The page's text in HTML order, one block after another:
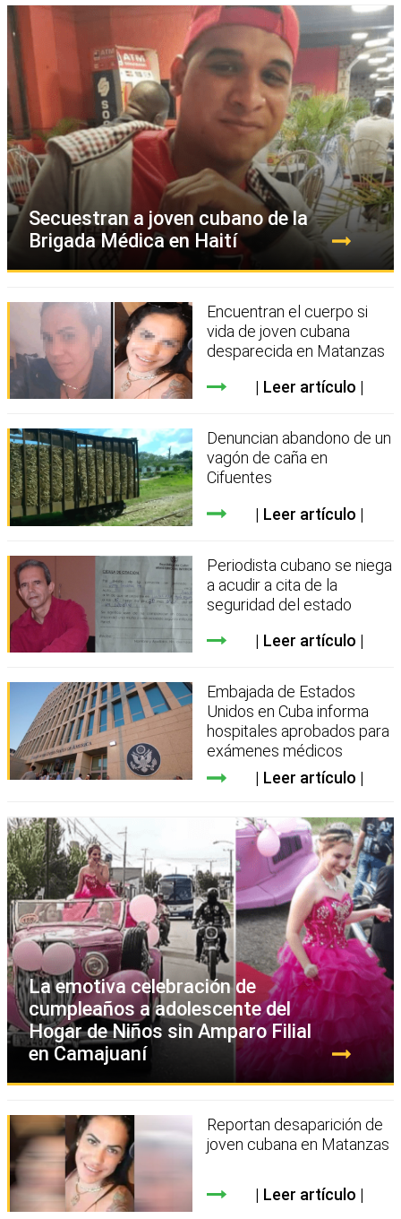
Secuestran a joven cubano de la
Brigada Médica en Haití
Encuentran el cuerpo si
vida de joven cubana
desparecida en Matanzas
Leer artículo
Denuncian abandono de un
vagón de caña en
Cifuentes
Leer artículo
Periodista cubano se niega
a acudir a cita de la
seguridad del estado
Leer artículo
Embajada de Estados
Unidos en Cuba informa
hospitales aprobados para
exámenes médicos
Leer artículo
La emotiva celebración de
cumpleaños a adolescente del
Hogar de Niños sin Amparo Filial
en Camajuaní
Reportan desaparición de
joven cubana en Matanzas
Leer artículo